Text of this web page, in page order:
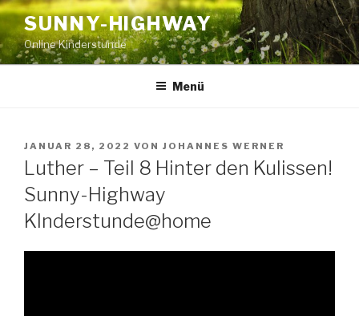
Zum
Inhalt
springen
SUNNY-HIGHWAY
Online Kinderstunde
Menü
VERÖFFENTLICHT
AM
JANUAR 28, 2022 VON JOHANNES WERNER
Luther – Teil 8 Hinter den Kulissen!
Sunny-Highway
KInderstunde@home